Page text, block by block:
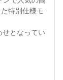
特別仕様モ
せとなってい